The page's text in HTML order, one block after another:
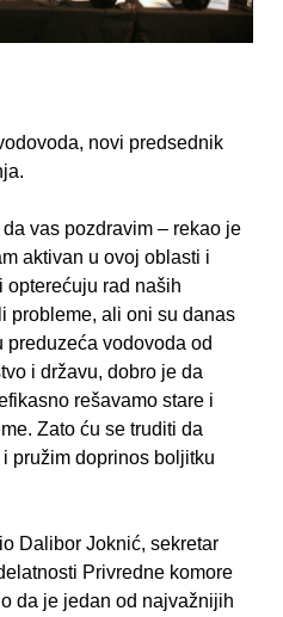
novi predsednik
vas pozdravim – rekao je
aktivan u ovoj oblasti i
opterećuju rad naših
probleme, ali oni su danas
preduzeća vodovoda od
i državu, dobro je da
rešavamo stare i
Zato ću se truditi da
pružim doprinos bolјitku
Dalibor Joknić, sekretar
Privredne komore
da je jedan od najvažnijih